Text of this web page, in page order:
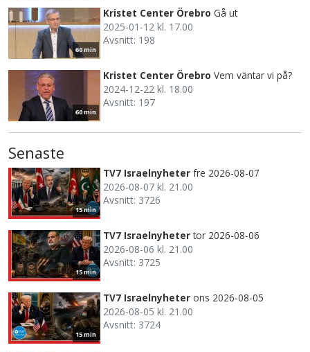
60 min
Kristet Center Örebro Gå ut
2025-01-12 kl. 17.00
Avsnitt: 198
60 min
Kristet Center Örebro Vem väntar vi på?
2024-12-22 kl. 18.00
Avsnitt: 197
Senaste
15 min
TV7 Israelnyheter fre 2026-08-07
2026-08-07 kl. 21.00
Avsnitt: 3726
15 min
TV7 Israelnyheter tor 2026-08-06
2026-08-06 kl. 21.00
Avsnitt: 3725
15 min
TV7 Israelnyheter ons 2026-08-05
2026-08-05 kl. 21.00
Avsnitt: 3724